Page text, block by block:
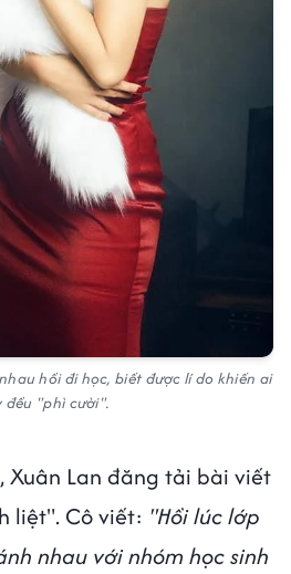
hồi đi học, biết được lí do khiến ai
đều "phì cười".
Xuân Lan đăng tải bài viết
liệt". Cô viết: "Hồi lúc lớp
nhau với nhóm học sinh